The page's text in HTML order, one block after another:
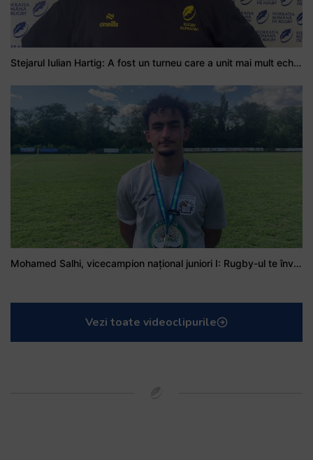
Stejarul Iulian Hartig: A fost un turneu care a unit mai mult echipa
Mohamed Salhi, vicecampion național juniori I: Rugby-ul te învață să accepți și înfrângerile
Vezi toate videoclipurile